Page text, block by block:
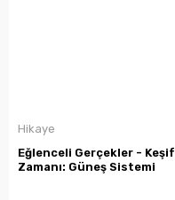
Hikaye
Eğlenceli Gerçekler - Keşif
Zamanı: Güneş Sistemi